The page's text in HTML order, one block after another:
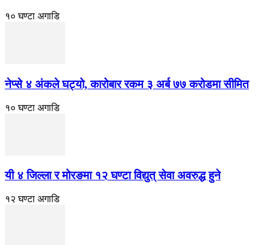
१० घण्टा अगाडि
नेप्से ४ अंकले घट्यो, कारोबार रकम ३ अर्ब ७७ करोडमा सीमित
१० घण्टा अगाडि
यी ४ जिल्ला र मोरङमा १२ घण्टा विद्युत् सेवा अवरुद्ध हुने
१२ घण्टा अगाडि